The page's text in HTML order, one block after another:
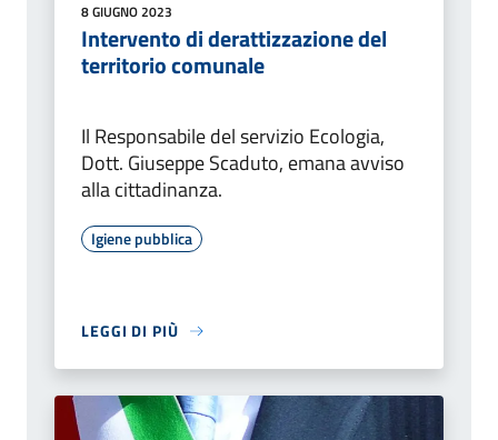
8 GIUGNO 2023
Intervento di derattizzazione del
territorio comunale
Il Responsabile del servizio Ecologia,
Dott. Giuseppe Scaduto, emana avviso
alla cittadinanza.
Igiene pubblica
LEGGI DI PIÙ